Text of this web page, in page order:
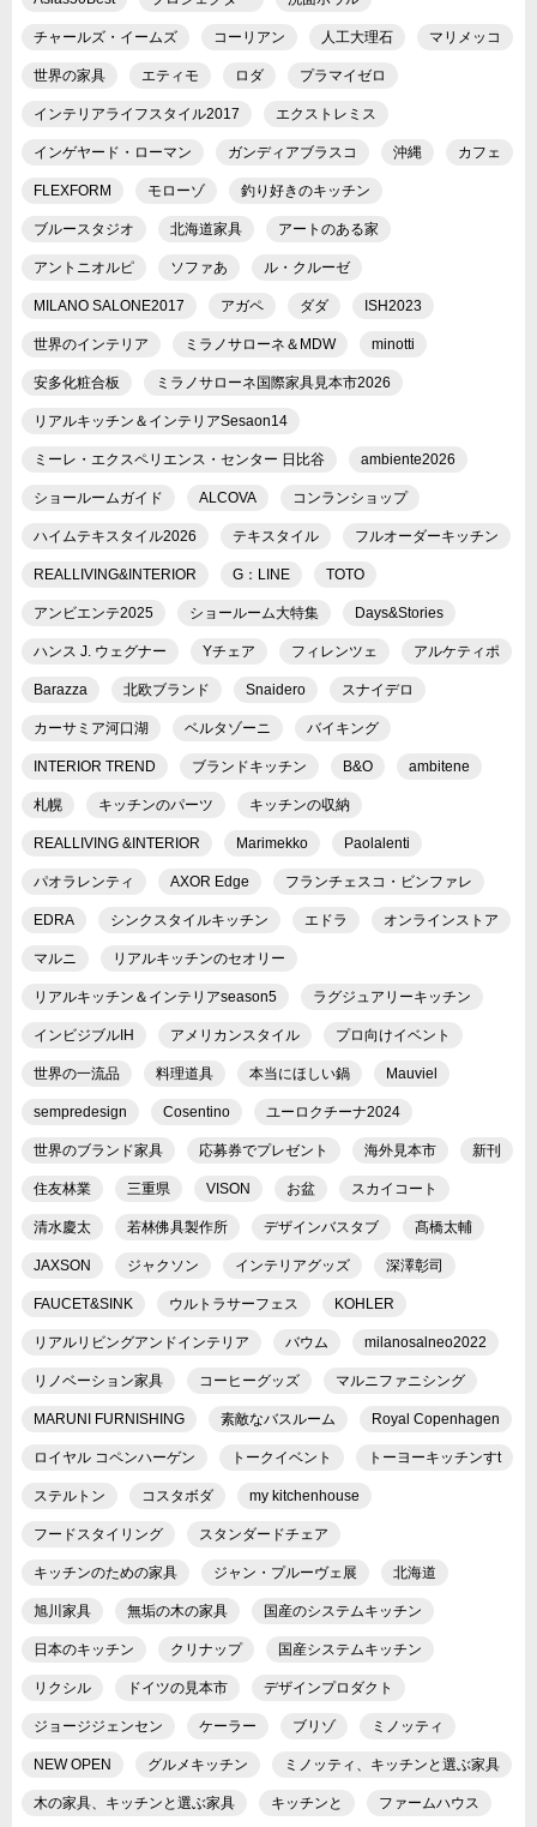
チャールズ・イームズ コーリアン 人工大理石 マリメッコ
世界の家具 エティモ ロダ プラマイゼロ
インテリアライフスタイル2017 エクストレミス
インゲヤード・ローマン ガンディアブラスコ 沖縄 カフェ
FLEXFORM モローゾ 釣り好きのキッチン
ブルースタジオ 北海道家具 アートのある家
アントニオルピ ソファあ ル・クルーゼ
MILANO SALONE2017 アガペ ダダ ISH2023
世界のインテリア ミラノサローネ＆MDW minotti
安多化粧合板 ミラノサローネ国際家具見本市2026
リアルキッチン＆インテリアSesaon14
ミーレ・エクスペリエンス・センター 日比谷 ambiente2026
ショールームガイド ALCOVA コンランショップ
ハイムテキスタイル2026 テキスタイル フルオーダーキッチン
REALLIVING&INTERIOR G：LINE TOTO
アンビエンテ2025 ショールーム大特集 Days&Stories
ハンス J. ウェグナー Yチェア フィレンツェ アルケティポ
Barazza 北欧ブランド Snaidero スナイデロ
カーサミア河口湖 ベルタゾーニ バイキング
INTERIOR TREND ブランドキッチン B&O ambitene
札幌 キッチンのパーツ キッチンの収納
REALLIVING &INTERIOR Marimekko Paolalenti
パオラレンティ AXOR Edge フランチェスコ・ビンファレ
EDRA シンクスタイルキッチン エドラ オンラインストア
マルニ リアルキッチンのセオリー
リアルキッチン＆インテリアseason5 ラグジュアリーキッチン
インビジブルIH アメリカンスタイル プロ向けイベント
世界の一流品 料理道具 本当にほしい鍋 Mauviel
sempredesign Cosentino ユーロクチーナ2024
世界のブランド家具 応募券でプレゼント 海外見本市 新刊
住友林業 三重県 VISON お盆 スカイコート
清水慶太 若林佛具製作所 デザインバスタブ 髙橋太輔
JAXSON ジャクソン インテリアグッズ 深澤彰司
FAUCET&SINK ウルトラサーフェス KOHLER
リアルリビングアンドインテリア バウム milanosalneo2022
リノベーション家具 コーヒーグッズ マルニファニシング
MARUNI FURNISHING 素敵なバスルーム Royal Copenhagen
ロイヤル コペンハーゲン トークイベント トーヨーキッチンすt
ステルトン コスタボダ my kitchenhouse
フードスタイリング スタンダードチェア
キッチンのための家具 ジャン・プルーヴェ展 北海道
旭川家具 無垢の木の家具 国産のシステムキッチン
日本のキッチン クリナップ 国産システムキッチン
リクシル ドイツの見本市 デザインプロダクト
ジョージジェンセン ケーラー ブリゾ ミノッティ
NEW OPEN グルメキッチン ミノッティ、キッチンと選ぶ家具
木の家具、キッチンと選ぶ家具 キッチンと ファームハウス